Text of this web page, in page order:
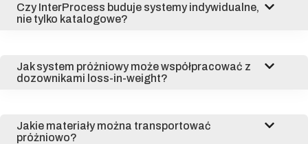
Czy InterProcess buduje systemy indywidualne,
nie tylko katalogowe?
Jak system próżniowy może współpracować z
dozownikami loss-in-weight?
Jakie materiały można transportować
próżniowo?